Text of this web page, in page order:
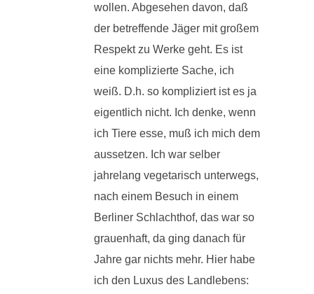
wollen. Abgesehen davon, daß
der betreffende Jäger mit großem
Respekt zu Werke geht. Es ist
eine komplizierte Sache, ich
weiß. D.h. so kompliziert ist es ja
eigentlich nicht. Ich denke, wenn
ich Tiere esse, muß ich mich dem
aussetzen. Ich war selber
jahrelang vegetarisch unterwegs,
nach einem Besuch in einem
Berliner Schlachthof, das war so
grauenhaft, da ging danach für
Jahre gar nichts mehr. Hier habe
ich den Luxus des Landlebens: